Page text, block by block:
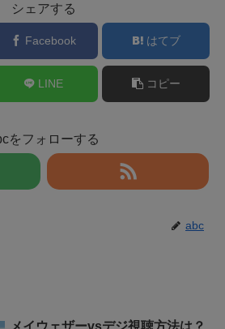
シェアする
Facebook はてブ
LINE コピー
をフォローする
abc
メイウェザーvsデジ視聴方法は？